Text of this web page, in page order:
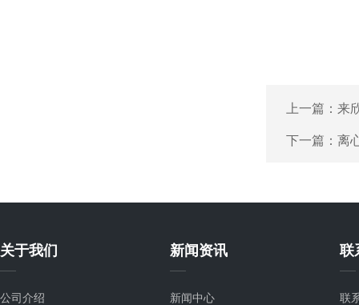
上一篇： 来
下一篇： 离
关于我们
公司介绍
新闻资讯
新闻中心
联
联